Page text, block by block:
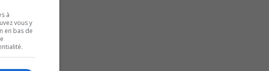
à
vous y
en bas de